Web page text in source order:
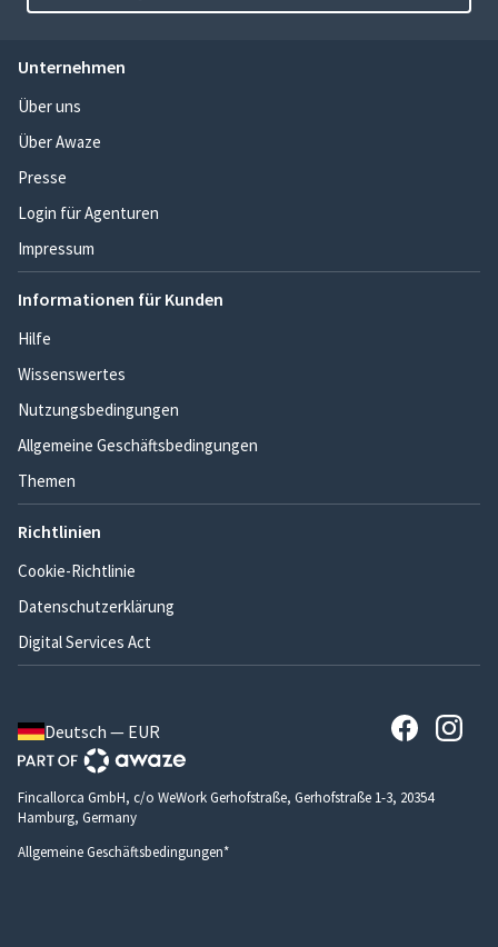
Unternehmen
Über uns
Über Awaze
Presse
Login für Agenturen
Impressum
Informationen für Kunden
Hilfe
Wissenswertes
Nutzungsbedingungen
Allgemeine Geschäftsbedingungen
Themen
Richtlinien
Cookie-Richtlinie
Datenschutzerklärung
Digital Services Act
Deutsch — EUR
Fincallorca GmbH, c/o WeWork Gerhofstraße, Gerhofstraße 1-3, 20354
Hamburg, Germany
Allgemeine Geschäftsbedingungen*